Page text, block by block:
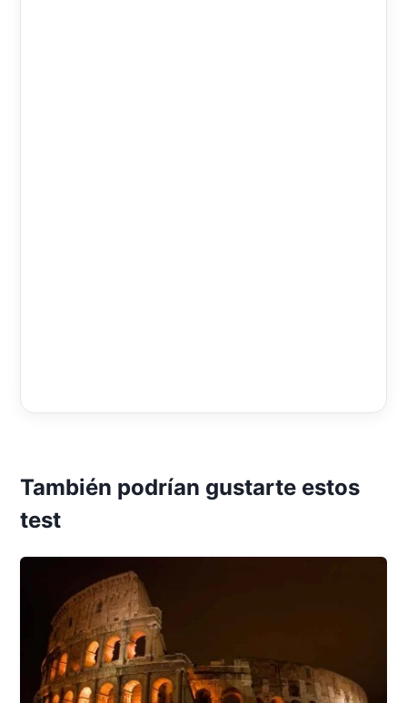
También podrían gustarte estos
test